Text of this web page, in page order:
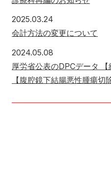
2025.03.24
会計方法の変更について
2024.05.08
厚労省公表のDPCデータ
【腹腔鏡下結腸悪性腫瘍切